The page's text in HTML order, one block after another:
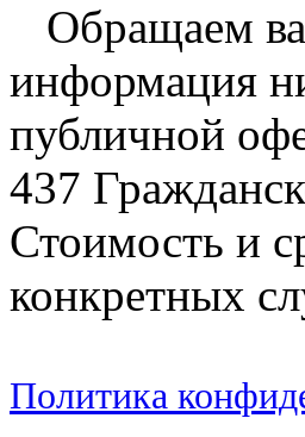
Обращаем
информация
публичной
437
Стоимость и
конкретных
Политика